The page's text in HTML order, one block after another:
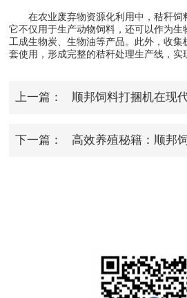
在农业废弃物资源化利用中，秸秆饲
它不仅用于生产动物饲料，还可以作为生
工成生物炭、生物油等产品。此外，收
套使用，形成完整的秸秆处理生产线，实
上一篇： 顺邦饲料打捆机在现
下一篇： 高效养殖秘籍：顺邦